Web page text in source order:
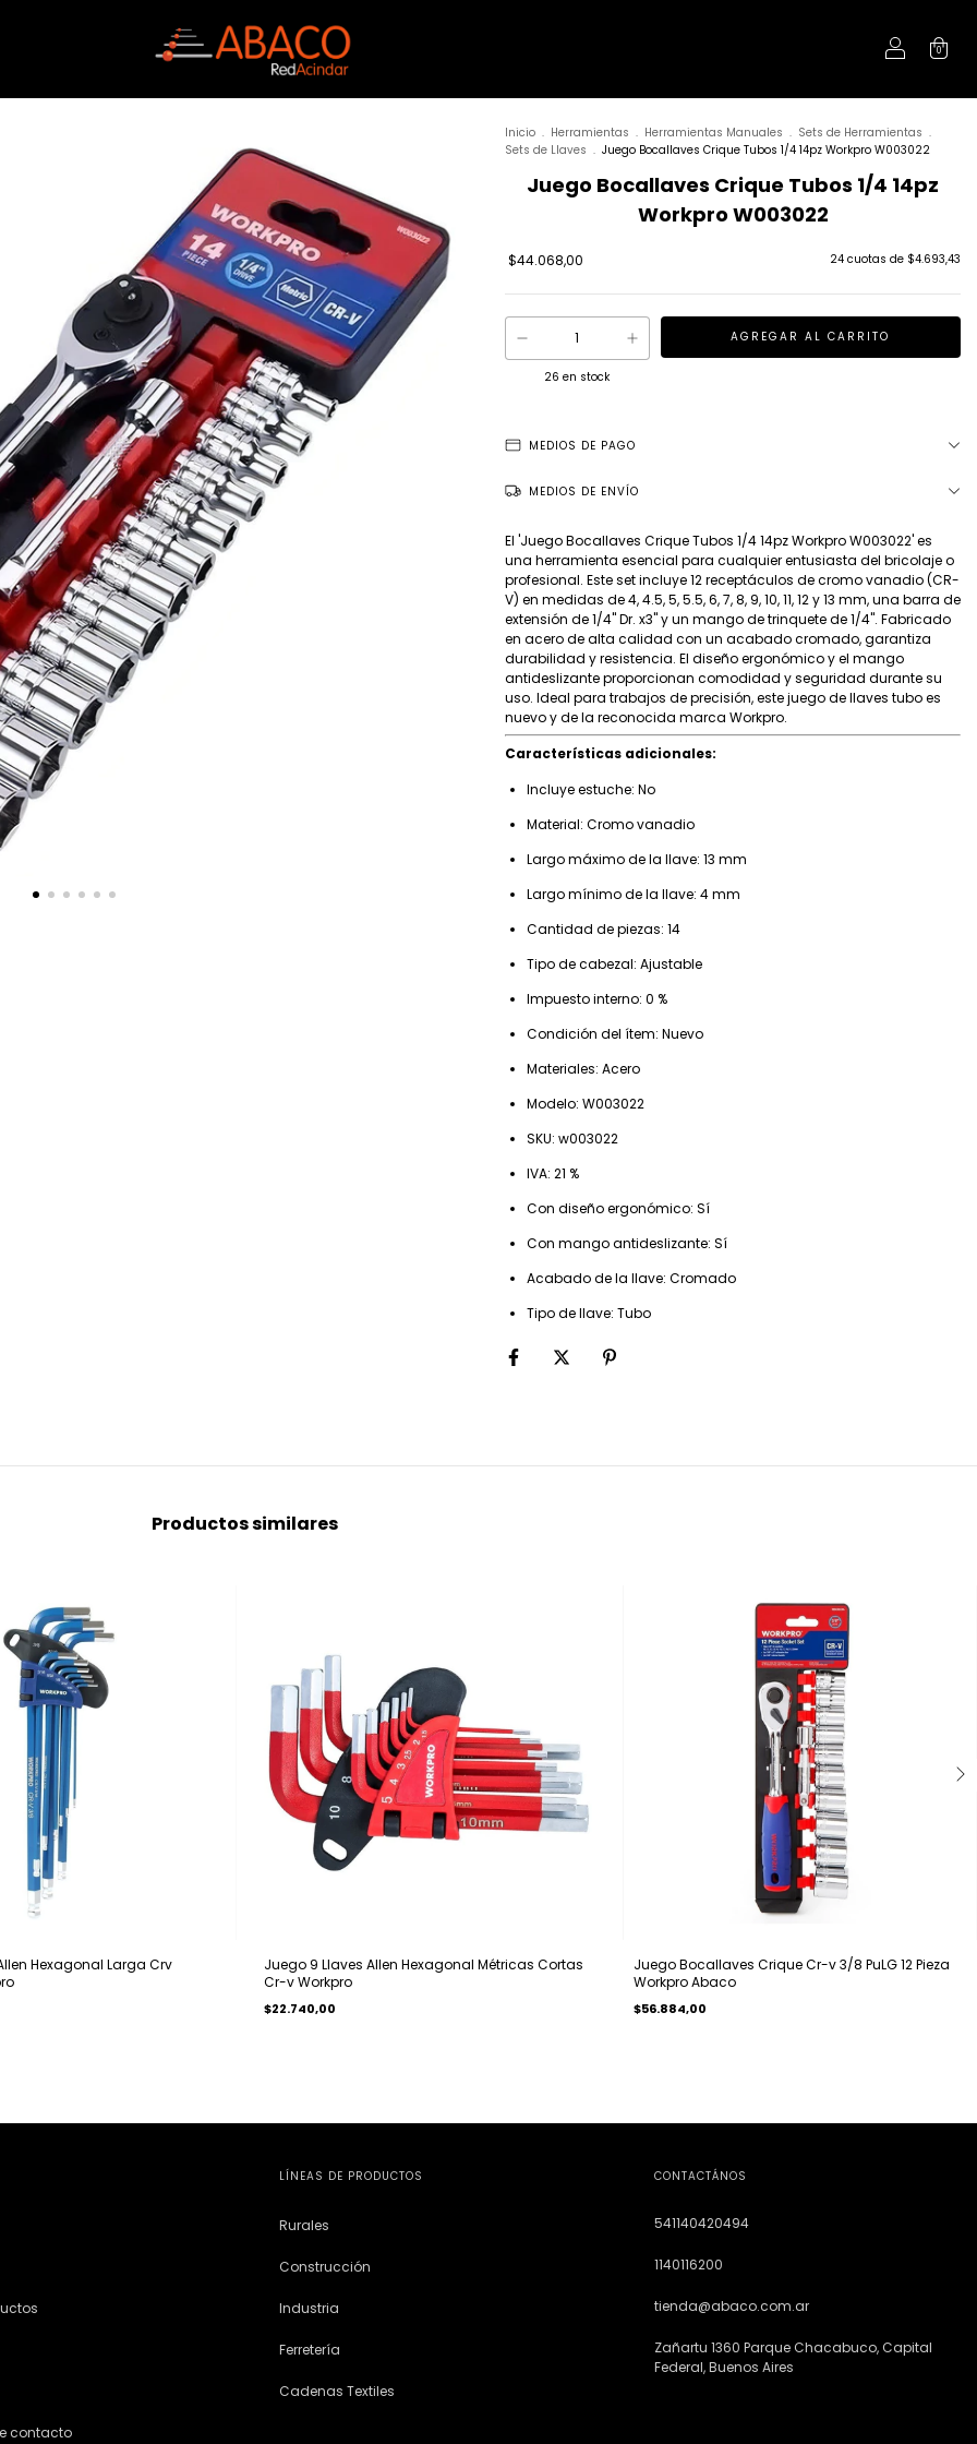
0
Inicio . Herramientas . Herramientas Manuales . Sets de Herramientas .
Sets de Llaves . Juego Bocallaves Crique Tubos 1/4 14pz Workpro W003022
Juego Bocallaves Crique Tubos 1/4 14pz
Workpro W003022
$44.068,00 24 cuotas de $4.693,43
26 en stock
MEDIOS DE PAGO
MEDIOS DE ENVÍO
El 'Juego Bocallaves Crique Tubos 1/4 14pz Workpro W003022' es
una herramienta esencial para cualquier entusiasta del bricolaje o
profesional. Este set incluye 12 receptáculos de cromo vanadio (CR-
V) en medidas de 4, 4.5, 5, 5.5, 6, 7, 8, 9, 10, 11, 12 y 13 mm, una barra de
extensión de 1/4" Dr. x3" y un mango de trinquete de 1/4". Fabricado
en acero de alta calidad con un acabado cromado, garantiza
durabilidad y resistencia. El diseño ergonómico y el mango
antideslizante proporcionan comodidad y seguridad durante su
uso. Ideal para trabajos de precisión, este juego de llaves tubo es
nuevo y de la reconocida marca Workpro.
Características adicionales:
Incluye estuche: No
Material: Cromo vanadio
Largo máximo de la llave: 13 mm
Largo mínimo de la llave: 4 mm
Cantidad de piezas: 14
Tipo de cabezal: Ajustable
Impuesto interno: 0 %
Condición del ítem: Nuevo
Materiales: Acero
Modelo: W003022
SKU: w003022
IVA: 21 %
Con diseño ergonómico: Sí
Con mango antideslizante: Sí
Acabado de la llave: Cromado
Tipo de llave: Tubo
Productos similares
Hexagonal Larga Crv
Juego 9 Llaves Allen Hexagonal Métricas Cortas
Cr-v Workpro
$22.740,00
Juego Bocallaves Crique Cr-v 3/8 PuLG 12 Pieza
Workpro Abaco
$56.884,00
contacto
LÍNEAS DE PRODUCTOS
Rurales
Construcción
Industria
Ferretería
Cadenas Textiles
CONTACTÁNOS
541140420494
1140116200
tienda@abaco.com.ar
Zañartu 1360 Parque Chacabuco, Capital
Federal, Buenos Aires